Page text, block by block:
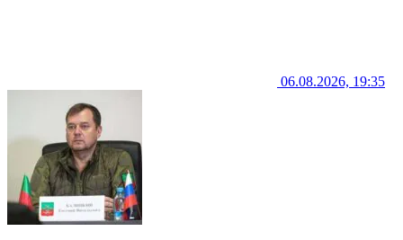
06.08.2026, 19:35